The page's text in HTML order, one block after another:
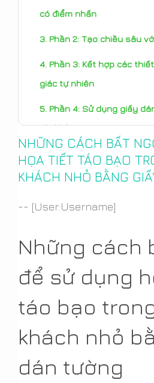
có điểm nhấn
Phần 2: Tạo chiều sâu
Phần 3: Kết hợp các
giác tự nhiên
Phần 4: Sử dụng giấy
dài không gian
Phần 5: Trộn và kết hợp
thị giác
NHỮNG CÁCH BẤT
HỌA TIẾT TÁO BẠO
KHÁCH NHỎ BẰNG
-- [User:Username]
Những cách
để sử dụng
táo bạo
khách nhỏ
dán tường